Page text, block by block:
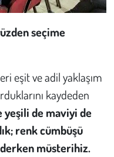
seçime
eşit ve adil yaklaşım
kaydeden
yeşili de maviyi de
renk cümbüşü
müsterihiz.